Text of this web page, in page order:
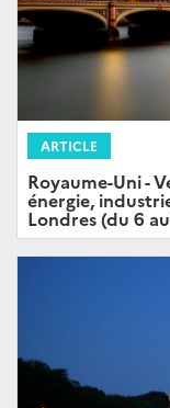
ARTICLE
Royaume-Uni -
énergie,
Londres (du 6